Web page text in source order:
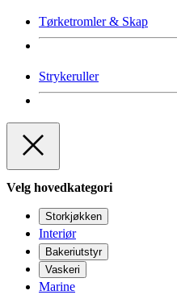
Tørketromler & Skap
Strykeruller
Velg hovedkategori
Storkjøkken
Interiør
Bakeriutstyr
Vaskeri
Marine